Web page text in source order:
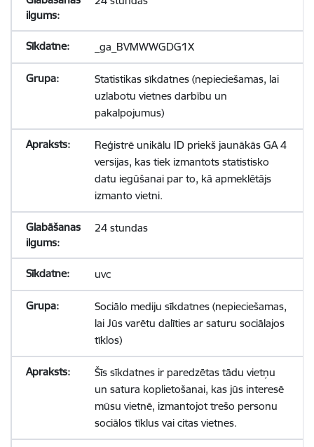
_ga_BVMWWGDG1X
Statistikas sīkdatnes (nepieciešamas, lai
uzlabotu vietnes darbību un
pakalpojumus)
Reģistrē unikālu ID priekš jaunākās GA 4
versijas, kas tiek izmantots statistisko
datu iegūšanai par to, kā apmeklētājs
izmanto vietni.
24 stundas
uvc
Sociālo mediju sīkdatnes (nepieciešamas,
lai Jūs varētu dalīties ar saturu sociālajos
tīklos)
Šīs sīkdatnes ir paredzētas tādu vietņu
un satura koplietošanai, kas jūs interesē
mūsu vietnē, izmantojot trešo personu
sociālos tīklus vai citas vietnes.